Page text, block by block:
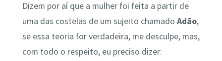
Dizem por aí que a mulher foi feita a partir de
uma das costelas de um sujeito chamado Adão,
se essa teoria for verdadeira, me desculpe, mas,
com todo o respeito, eu preciso dizer: